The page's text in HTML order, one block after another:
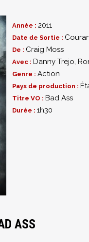
Année : 2011
Date de Sortie :
De : Craig Moss
Avec : Danny Trejo,
Genre : Action
Pays de production :
Titre VO : Bad Ass
Durée : 1h30
ASS